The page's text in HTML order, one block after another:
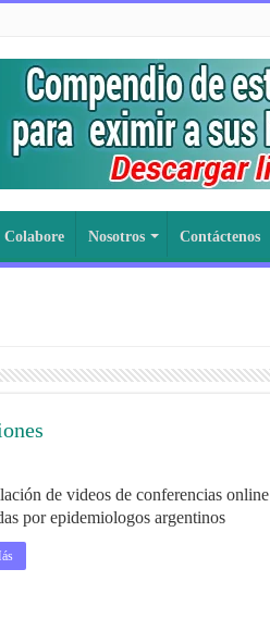
Colabore Nosotros Contáctenos
de videos de conferencias online
por epidemiologos argentinos